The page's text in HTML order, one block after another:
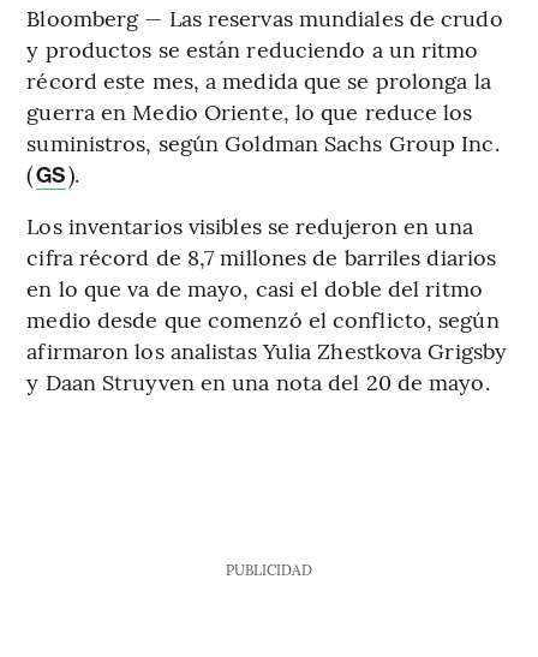
Bloomberg — Las reservas mundiales de crudo
y productos se están reduciendo a un ritmo
récord este mes, a medida que se prolonga la
guerra en Medio Oriente, lo que reduce los
suministros, según Goldman Sachs Group Inc.
(GS).
Los inventarios visibles se redujeron en una
cifra récord de 8,7 millones de barriles diarios
en lo que va de mayo, casi el doble del ritmo
medio desde que comenzó el conflicto, según
afirmaron los analistas Yulia Zhestkova Grigsby
y Daan Struyven en una nota del 20 de mayo.
PUBLICIDAD